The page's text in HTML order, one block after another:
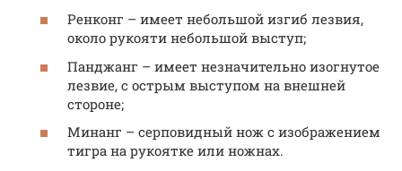
Ренконг – имеет небольшой изгиб лезвия,
около рукояти небольшой выступ;
Панджанг – имеет незначительно изогнутое
лезвие, с острым выступом на внешней
стороне;
Минанг – серповидный нож с изображением
тигра на рукоятке или ножнах.